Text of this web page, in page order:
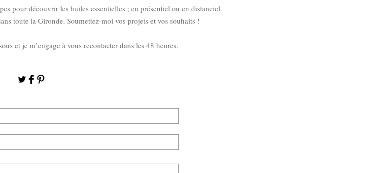
pour découvrir les huiles essentielles ; en présentiel ou en distanciel.
toute la Gironde. Soumettez-moi vos projets et vos souhaits !
et je m’engage à vous recontacter dans les 48 heures.